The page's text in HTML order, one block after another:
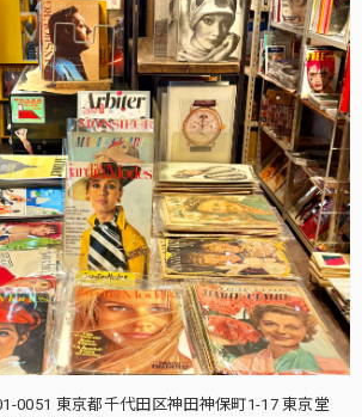
0051 東京都千代田区神田神保町1-17 東京堂